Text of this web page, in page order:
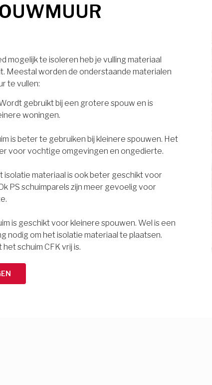
mogelijk te isoleren heb je vulling materiaal
Meestal worden de onderstaande materialen
te vullen:
gebruikt bij een grotere spouw en is
woningen.
is beter te gebruiken bij kleinere spouwen. Het
voor vochtige omgevingen en ongedierte.
isolatie materiaal is ook beter geschikt voor
PS schuimparels zijn meer gevoelig voor
is geschikt voor kleinere spouwen. Wel is een
nodig om het isolatie materiaal te plaatsen.
schuim CFK vrij is.